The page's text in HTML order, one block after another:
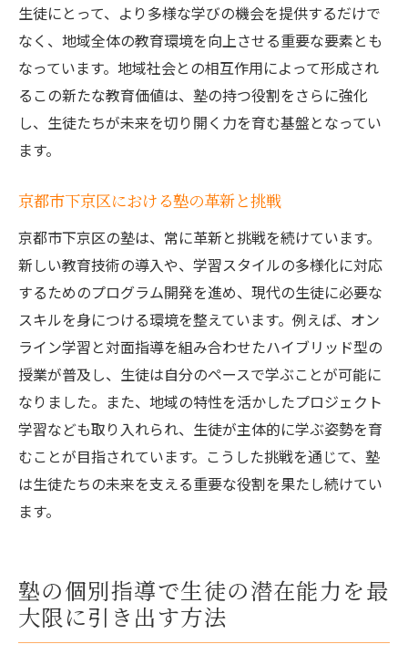
塾を軸にした地域教育ネットワークの形成
地元企業との協力による実践的学びの場
地域の教育ニーズに応え続ける塾の進化
塾を通じて叶える生徒の夢とその実現方法
目標達成に向けたモチベーションの持続法
成功体験を積み重ねるプロセスの重要性
塾との連携で実現する進路選択の多様化
生徒の視点に立った個別プランニングの意
義
生徒にとって、より多様な学びの機会を提供するだけで
なく、地域全体の教育環境を向上させる重要な要素とも
なっています。地域社会との相互作用によって形成され
るこの新たな教育価値は、塾の持つ役割をさらに強化
し、生徒たちが未来を切り開く力を育む基盤となってい
ます。
京都市下京区における塾の革新と挑戦
京都市下京区の塾は、常に革新と挑戦を続けています。
新しい教育技術の導入や、学習スタイルの多様化に対応
するためのプログラム開発を進め、現代の生徒に必要な
スキルを身につける環境を整えています。例えば、オン
ライン学習と対面指導を組み合わせたハイブリッド型の
授業が普及し、生徒は自分のペースで学ぶことが可能に
なりました。また、地域の特性を活かしたプロジェクト
学習なども取り入れられ、生徒が主体的に学ぶ姿勢を育
むことが目指されています。こうした挑戦を通じて、塾
は生徒たちの未来を支える重要な役割を果たし続けてい
ます。
塾の個別指導で生徒の潜在能力を最
大限に引き出す方法